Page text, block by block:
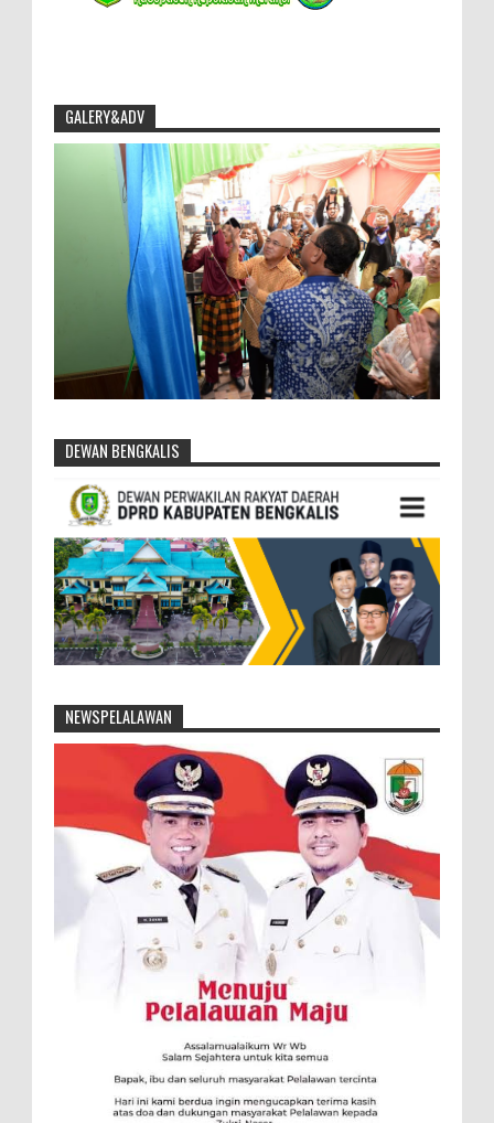
GALERY&ADV
DEWAN BENGKALIS
NEWSPELALAWAN